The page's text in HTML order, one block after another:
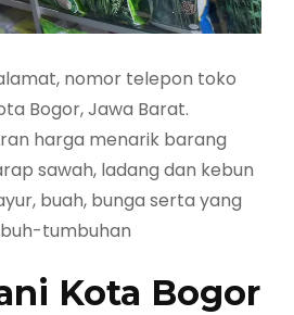
nomor telepon toko
Bogor, Jawa Barat.
harga menarik barang
sawah, ladang dan kebun
buah, bunga serta yang
tumbuhan
Kota Bogor